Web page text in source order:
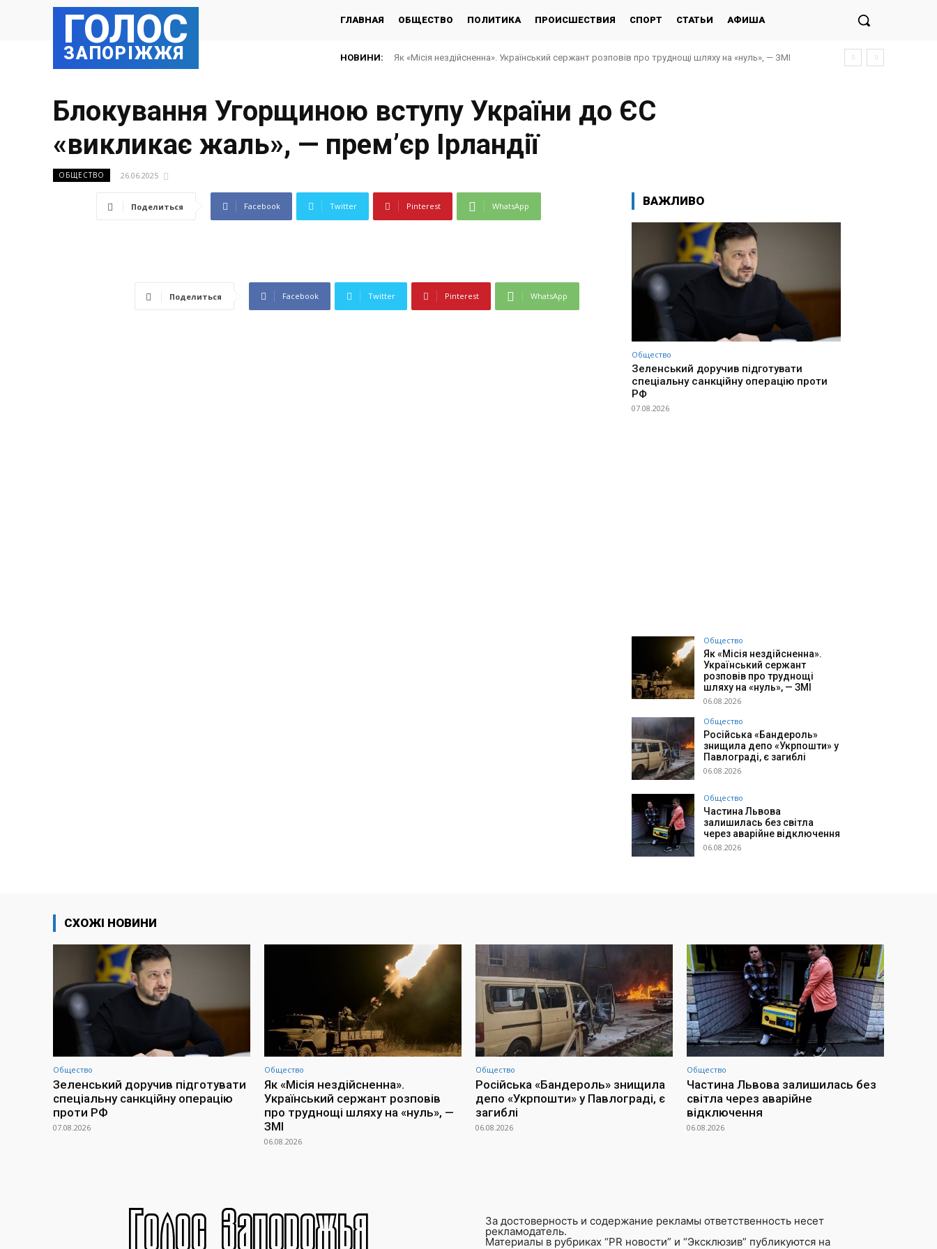
ГОЛОС
ЗАПОРІЖЖЯ
ГЛАВНАЯ ОБЩЕСТВО ПОЛИТИКА ПРОИСШЕСТВИЯ СПОРТ СТАТЬИ АФИША
НОВИНИ: Як «Місія нездійсненна». Український сержант розповів про труднощі шляху на «нуль», — ЗМІ
Блокування Угорщиною вступу України до ЄС
«викликає жаль», — прем’єр Ірландії
ОБЩЕСТВО 26.06.2025
Поделиться Facebook Twitter Pinterest WhatsApp
Поделиться Facebook Twitter Pinterest WhatsApp
ВАЖЛИВО
Общество
Зеленський доручив підготувати
спеціальну санкційну операцію проти
РФ
07.08.2026
Общество
Як «Місія нездійсненна».
Український сержант
розповів про труднощі
шляху на «нуль», — ЗМІ
06.08.2026
Общество
Російська «Бандероль»
знищила депо «Укрпошти» у
Павлограді, є загиблі
06.08.2026
Общество
Частина Львова
залишилась без світла
через аварійне відключення
06.08.2026
СХОЖІ НОВИНИ
Общество
Зеленський доручив підготувати
спеціальну санкційну операцію
проти РФ
07.08.2026
Общество
Як «Місія нездійсненна».
Український сержант розповів
про труднощі шляху на «нуль», —
ЗМІ
06.08.2026
Общество
Російська «Бандероль» знищила
депо «Укрпошти» у Павлограді, є
загиблі
06.08.2026
Общество
Частина Львова залишилась без
світла через аварійне
відключення
06.08.2026
За достоверность и содержание рекламы ответственность несет
рекламодатель.
Материалы в рубриках “PR новости” и “Эксклюзив” публикуются на